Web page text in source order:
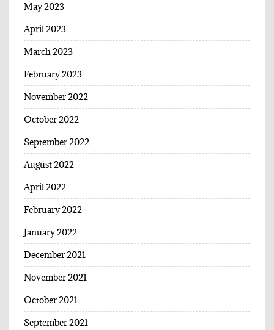
May 2023
April 2023
March 2023
February 2023
November 2022
October 2022
September 2022
August 2022
April 2022
February 2022
January 2022
December 2021
November 2021
October 2021
September 2021